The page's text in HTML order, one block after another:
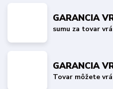
GARANCIA
sumu za tovar
GARANCIA
Tovar môžete